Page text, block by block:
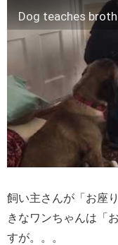
Dog teaches
飼い主さんが「お座
きなワンちゃんは「
すが。。。